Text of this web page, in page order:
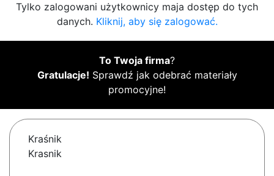
Tylko zalogowani użytkownicy maja dostęp do tych
danych. Kliknij, aby się zalogować.
To Twoja firma?
Gratulacje! Sprawdź jak odebrać materiały
promocyjne!
Kraśnik
Krasnik